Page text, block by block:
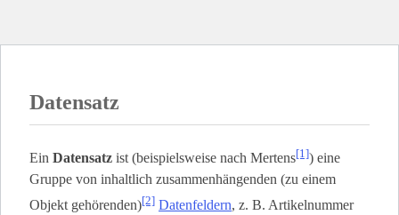
Datensatz
Ein Datensatz ist (beispielsweise nach Mertens[1]) eine
Gruppe von inhaltlich zusammenhängenden (zu einem
Objekt gehörenden)[2] Datenfeldern, z. B. Artikelnummer